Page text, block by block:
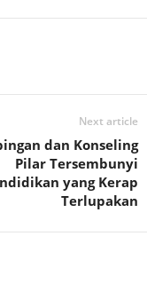
Next article
dan Konseling
Pilar Tersembunyi
yang Kerap
Terlupakan